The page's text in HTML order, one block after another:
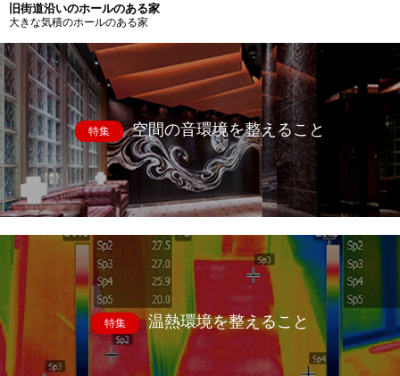
旧街道沿いのホールのある家
大きな気積のホールのある家
特集 空間の音環境を整えること
特集 温熱環境を整えること